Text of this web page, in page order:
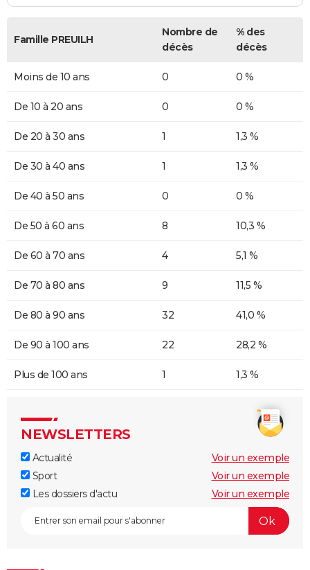
Famille PREUILH
Nombre de
décès
% des
décès
Moins de 10 ans 0 0 %
De 10 à 20 ans 0 0 %
De 20 à 30 ans 1 1,3 %
De 30 à 40 ans 1 1,3 %
De 40 à 50 ans 0 0 %
De 50 à 60 ans 8 10,3 %
De 60 à 70 ans 4 5,1 %
De 70 à 80 ans 9 11,5 %
De 80 à 90 ans 32 41,0 %
De 90 à 100 ans 22 28,2 %
Plus de 100 ans 1 1,3 %
NEWSLETTERS
Actualité
Voir un exemple
Sport
Voir un exemple
Les dossiers d'actu
Voir un exemple